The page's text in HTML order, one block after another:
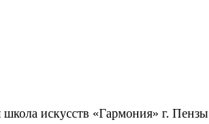
искусств «Гармония» г. Пензы